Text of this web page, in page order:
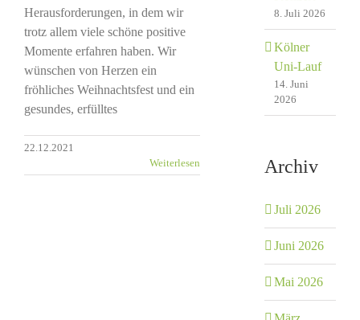
Herausforderungen, in dem wir
trotz allem viele schöne positive
Momente erfahren haben. Wir
wünschen von Herzen ein
fröhliches Weihnachtsfest und ein
gesundes, erfülltes
22.12.2021
Weiterlesen
8. Juli 2026
Kölner
Uni-Lauf
14. Juni
2026
Archiv
Juli 2026
Juni 2026
Mai 2026